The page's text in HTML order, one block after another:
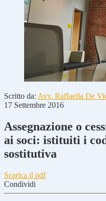
Scritto da: Avv. Raffaella De
17 Settembre 2016
Assegnazione o
ai soci: istituiti i
sostitutiva
Scarica il pdf
Condividi